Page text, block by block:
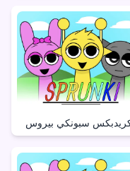
سبونكي بيروس